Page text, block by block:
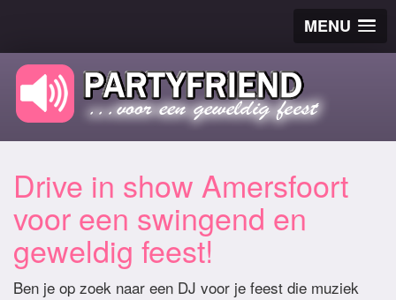
MENU
Drive in show Amersfoort
voor een swingend en
geweldig feest!
Ben je op zoek naar een DJ voor je feest die muziek